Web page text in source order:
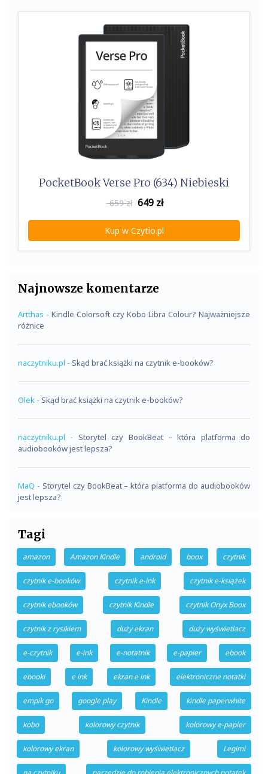
PocketBook Verse Pro (634) Niebieski
659 zł 649 zł
Kup w Czytio.pl
Najnowsze komentarze
Artthas - Kindle Colorsoft czy Kobo Libra Colour? Najważniejsze
różnice
naczytniku.pl - Skąd brać książki na czytnik e-booków?
Olek - Skąd brać książki na czytnik e-booków?
naczytniku.pl - Storytel czy BookBeat – która platforma do
audiobooków jest lepsza?
MaQ - Storytel czy BookBeat – która platforma do audiobooków
jest lepsza?
Tagi
amazon Amazon Kindle android boox czytnik
czytnik e-booków czytnik e-ink czytnik e-książek
czytnik ebooków czytnik Kindle czytnik Onyx Boox
czytnik z rysikiem duży ekran duży wyświetlacz
e-czytnik e-ink e-notatnik e-papier ebook
ebooki e ink ekran e ink elektroniczne notatki
empik go google play Kindle kindle paperwhite
kobo kolorowy czytnik kolorowy e-papier
kolorowy ekran kolorowy wyświetlacz Legimi